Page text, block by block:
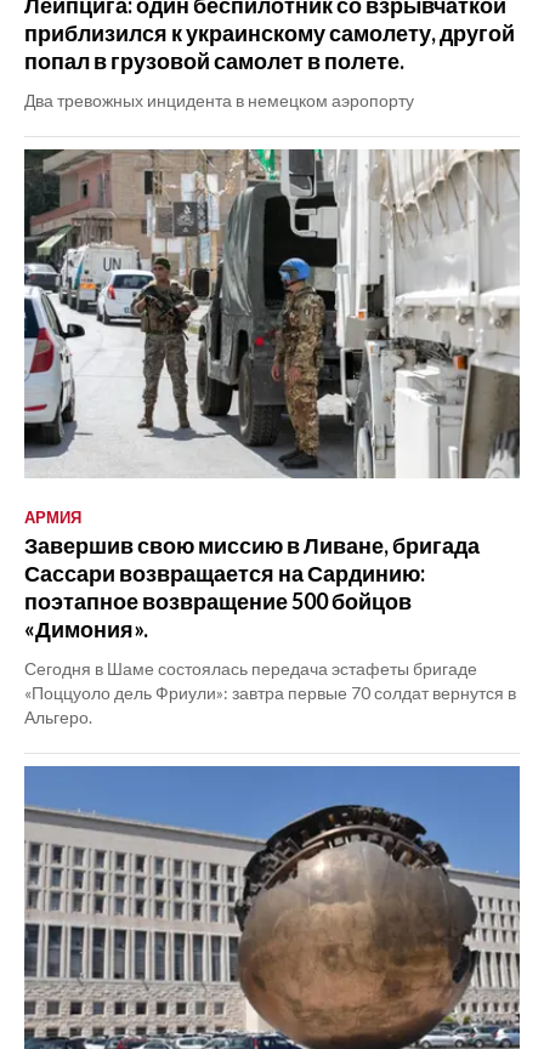
приблизился к украинскому самолету, другой
попал в грузовой самолет в полете.
Два тревожных инцидента в немецком аэропорту
АРМИЯ
Завершив свою миссию в Ливане, бригада
Сассари возвращается на Сардинию:
поэтапное возвращение 500 бойцов
«Димония».
Сегодня в Шаме состоялась передача эстафеты бригаде
«Поццуоло дель Фриули»: завтра первые 70 солдат вернутся в
Альгеро.